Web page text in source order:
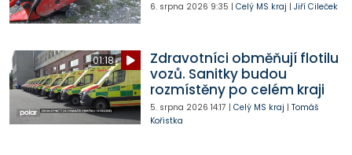
6. srpna 2026 9:35 | Celý MS kraj | Jiří Cileček
01:18
Zdravotníci obměňují flotilu
vozů. Sanitky budou
rozmístěny po celém kraji
5. srpna 2026 14:17 | Celý MS kraj | Tomáš
Kořistka